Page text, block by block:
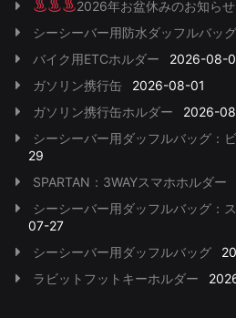
2026年お盆休みのお知らせ
シーシーバー用防水ダッフルバッグ
バイク用ETCホルダー
2026-08-
ガソリン携行缶
2026-08-01
ガソリン携行缶ホルダー
2026-
シーシーバー用ダッフルバッグ：
29
SPARTAN：3WAYスマホホルダー
シーシーバー用ダッフルバッグ：
07-27
シーシーバー用ダッフルバッグ
ラビットフットキーホルダー